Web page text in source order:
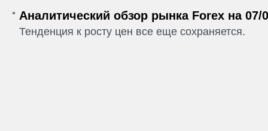
Аналитический обзор рынка Forex на 07/
Тенденция к росту цен все еще сохраняется.